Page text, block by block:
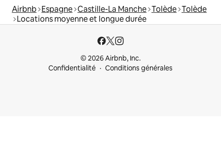
Airbnb Espagne Castille-La Manche Tolède Tolède
Locations moyenne et longue durée
© 2026 Airbnb, Inc.
Confidentialité
Conditions générales